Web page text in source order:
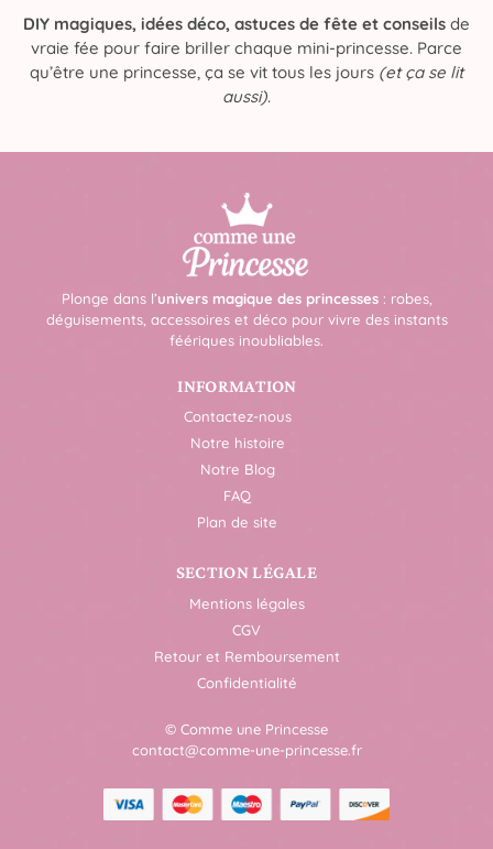
DIY magiques, idées déco, astuces de fête et conseils de
vraie fée pour faire briller chaque mini-princesse. Parce
qu’être une princesse, ça se vit tous les jours (et ça se lit
aussi).
Plonge dans l’univers magique des princesses: robes,
déguisements, accessoires et déco pour vivre des instants
féériques inoubliables.
INFORMATION
Contactez-nous
Notre histoire
Notre Blog
FAQ
Plan de site
SECTION LÉGALE
Mentions légales
CGV
Retour et Remboursement
Confidentialité
© Comme une Princesse
contact@comme-une-princesse.fr